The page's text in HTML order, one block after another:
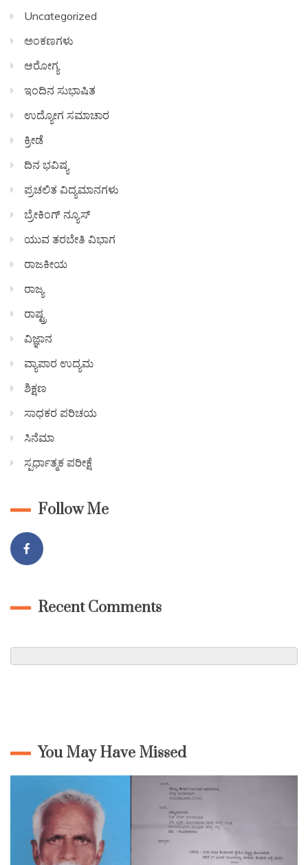
Uncategorized
ಅಂಕಣಗಳು
ಆರೋಗ್ಯ
ಇಂದಿನ ಸುಭಾಷಿತ
ಉದ್ಯೋಗ ಸಮಾಚಾರ
ಕ್ರೀಡೆ
ದಿನ ಭವಿಷ್ಯ
ಪ್ರಚಲಿತ ವಿದ್ಯಮಾನಗಳು
ಬ್ರೇಕಿಂಗ್ ನ್ಯೂಸ್
ಯುವ ತರಬೇತಿ ವಿಭಾಗ
ರಾಜಕೀಯ
ರಾಜ್ಯ
ರಾಷ್ಟ್ರ
ವಿಜ್ಞಾನ
ವ್ಯಾಪಾರ ಉದ್ಯಮ
ಶಿಕ್ಷಣ
ಸಾಧಕರ ಪರಿಚಯ
ಸಿನೆಮಾ
ಸ್ಪರ್ಧಾತ್ಮಕ ಪರೀಕ್ಷೆ
Follow Me
Recent Comments
You May Have Missed